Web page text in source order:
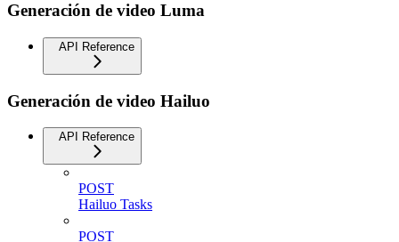
Generación de video Luma
API Reference
Generación de video Hailuo
API Reference
POST
Hailuo Tasks
POST